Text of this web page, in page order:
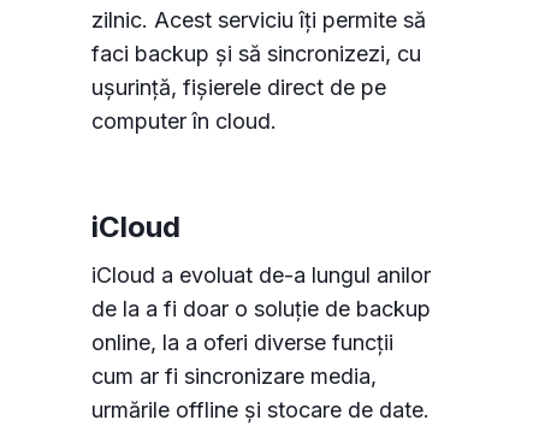
zilnic. Acest serviciu îți permite să
faci backup și să sincronizezi, cu
ușurință, fișierele direct de pe
computer în cloud.
iCloud
iCloud a evoluat de-a lungul anilor
de la a fi doar o soluție de backup
online, la a oferi diverse funcții
cum ar fi sincronizare media,
urmările offline și stocare de date.